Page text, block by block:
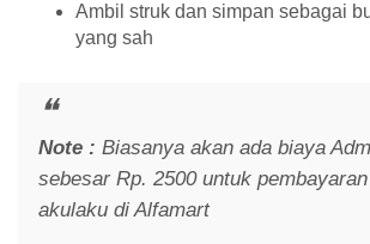
Ambil struk dan simpan sebagai
yang sah
Note : Biasanya akan ada biaya
sebesar Rp. 2500 untuk
akulaku di Alfamart